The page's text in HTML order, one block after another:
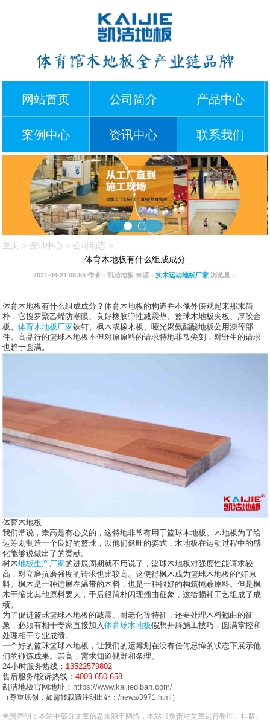
网站首页 公司简介 产品中心
案例中心 资讯中心 联系我们
主页 > 资讯中心 > 公司动态 >
体育木地板有什么组成成分
2021-04-21 08:58 作者：凯洁地板 来源： 实木运动地板厂家 浏览量：
体育木地板有什么组成成分？体育木地板的构造并不像外傍观起来那末简
朴，它搜罗聚乙烯防潮膜、良好橡胶弹性减震垫、篮球木地板夹板、厚胶合
板、体育木地板厂家铁钉、枫木或橡木板、哑光聚氨酯酸地板公用漆等部
件。高品行的篮球木地板不但对原原料的请求特地非常尖刻，对野生的请求
也趋于圆满。
体育木地板
我们常说，崇高是有心义的，这特地非常有用于篮球木地板。木地板为了给
运筹划制造一个良好的篮球，以他们健旺的姿式，木地板在运动过程中的感
化能够说做出了的贡献。
树木地板生产厂家的进展周期就不用说了，篮球木地板对强度性能请求较
高，对立磨抗磨强度的请求也比较高。这使得枫木成为篮球木地板的*好原
料。枫木是一种进展在温带的木料，也是一种很好的构筑掩蔽原料。但是枫
木干缩比其他原料要大，干后很简朴闪现翘曲征象，这给损耗工艺组成了成
绩。
为了促进篮球篮球木地板的减震、耐老化等特征，还要处理木料翘曲的征
象，必须有相干专家直接加入体育场木地板假想开辟施工技巧，圆满掌控和
处理相干专业成绩。
一个好的篮球篮球木地板，让我们的运筹划在没有任何忌惮的状态下展示他
们的锤炼成果。崇高，需求知道视野和条理。
24小时服务热线： 13522579802
售后服务/投诉热线：4009-650-658
凯洁地板官网地址： https://www.kaijiediban.com/
（尊重原创，如需转载请注明出处：/news/3971.html ）
免责声明：本站中部分文章信息来源于网络，本站只负责对文章进行整理、排版、